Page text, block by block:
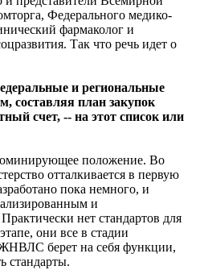
Федерального медико-
фармаколог и
Так что речь идет о
и региональные
составляя план закупок
счет, -- на этот список или
положение. Во
отталкивается в первую
пока немного, и
и
нет стандартов для
они все в стадии
берет на себя функции,
стандарты.